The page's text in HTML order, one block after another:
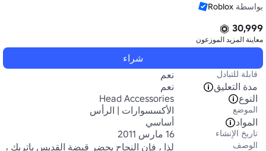
بواسطة Roblox
30,999
معاينة المزيد الموزعون
شراء
قابلة للتبادل
نعم
مدة التعليق
نعم
النوع
Head Accessories
الموضع
الأكسسوارات | الرأس
المواد
أساسي
تاريخ الإنشاء 16 مارس 2011
الوصف